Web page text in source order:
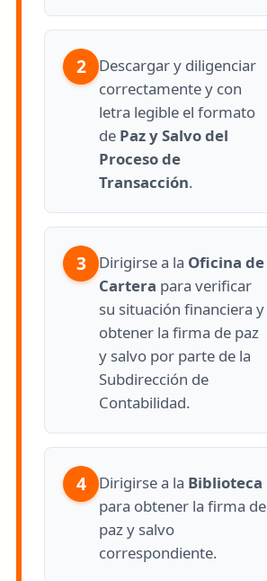
2
Descargar y diligenciar
correctamente y con
letra legible el formato
de Paz y Salvo del
Proceso de
Transacción.
3 Dirigirse a la Oficina de
Cartera para verificar
su situación financiera y
obtener la firma de paz
y salvo por parte de la
Subdirección de
Contabilidad.
4 Dirigirse a la Biblioteca
para obtener la firma de
paz y salvo
correspondiente.